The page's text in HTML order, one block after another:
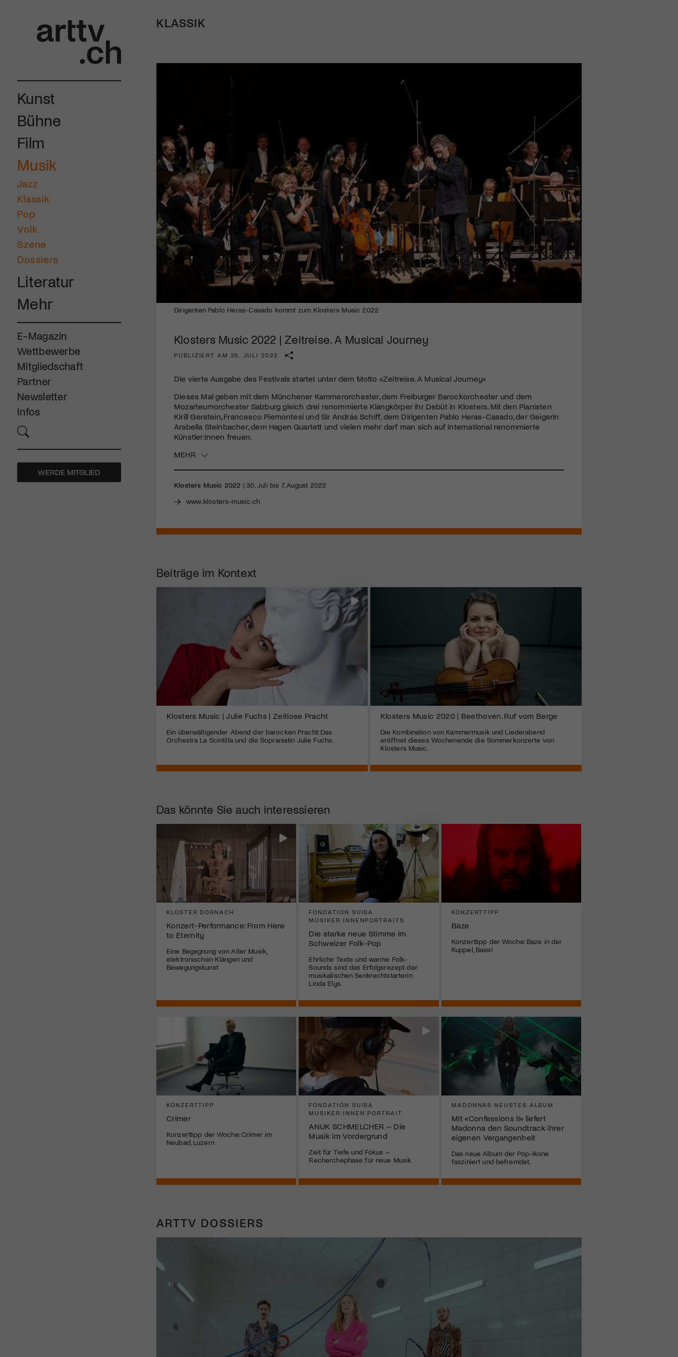
Kunst
Bühne
Film
Musik
Jazz
Klassik
Pop
Volk
Szene
Dossiers
Literatur
Mehr
E-Magazin
Wettbewerbe
Mitgliedschaft
Partner
Newsletter
Infos
WERDE MITGLIED
KLASSIK
Dirigenten Pablo Heras-Casado kommt zum Klosters Music 2022
Klosters Music 2022 | Zeitreise. A Musical Journey
PUBLIZIERT AM 25. JULI 2022
Die vierte Ausgabe des Festivals startet unter dem Motto «Zeitreise. A Musical Journey»
Dieses Mal geben mit dem Münchener Kammerorchester, dem Freiburger Barockorchester und dem
Mozarteumorchester Salzburg gleich drei renommierte Klangkörper ihr Debüt in Klosters. Mit den Pianisten
Kirill Gerstein, Francesco Piemontesi und Sir András Schiff, dem Dirigenten Pablo Heras-Casado, der Geigerin
Arabella Steinbacher, dem Hagen Quartett und vielen mehr darf man sich auf international renommierte
Künstler:innen freuen.
MEHR
Klosters Music 2022 | 30. Juli bis 7. August 2022
www.klosters-music.ch
Beiträge im Kontext
Klosters Music | Julie Fuchs | Zeitlose Pracht
Ein überwältigender Abend der barocken Pracht: Das
Orchestra La Scintilla und die Sopranistin Julie Fuchs.
Klosters Music 2020 | Beethoven. Ruf vom Berge
Die Kombination von Kammermusik und Liederabend
eröffnet dieses Wochenende die Sommerkonzerte von
Klosters Music.
Das könnte Sie auch interessieren
KLOSTER DORNACH
Konzert-Performance: From Here
to Eternity
Eine Begegnung von Alter Musik,
elektronischen Klängen und
Bewegungskunst
FONDATION SUISA
MUSIKER:INNENPORTRAITS
Die starke neue Stimme im
Schweizer Folk-Pop
Ehrliche Texte und warme Folk-
Sounds sind das Erfolgsrezept der
musikalischen Senkrechtstarterin
Linda Elys.
KONZERTTIPP
Baze
Konzerttipp der Woche: Baze in der
Kuppel, Basel
KONZERTTIPP
Crimer
Konzerttipp der Woche: Crimer im
Neubad, Luzern
FONDATION SUISA
MUSIKER:INNEN PORTRAIT
ANUK SCHMELCHER – Die
Musik im Vordergrund
Zeit für Tiefe und Fokus –
Recherchephase für neue Musik
MADONNAS NEUSTES ALBUM
Mit «Confessions II» liefert
Madonna den Soundtrack ihrer
eigenen Vergangenheit
Das neue Album der Pop-Ikone
fasziniert und befremdet.
ARTTV DOSSIERS
Mach mit: «Be Part of the Art»!
Engagiere dich als Kulturliebhaber:in, Kulturschaffende(r) oder
Kulturinstitution und unterstütze unsere Arbeit.
Mit deiner Mitgliedschaft erhältst du kostenlosen Zugang zu
diversen Kulturevents.
Jetzt Mitglied werden